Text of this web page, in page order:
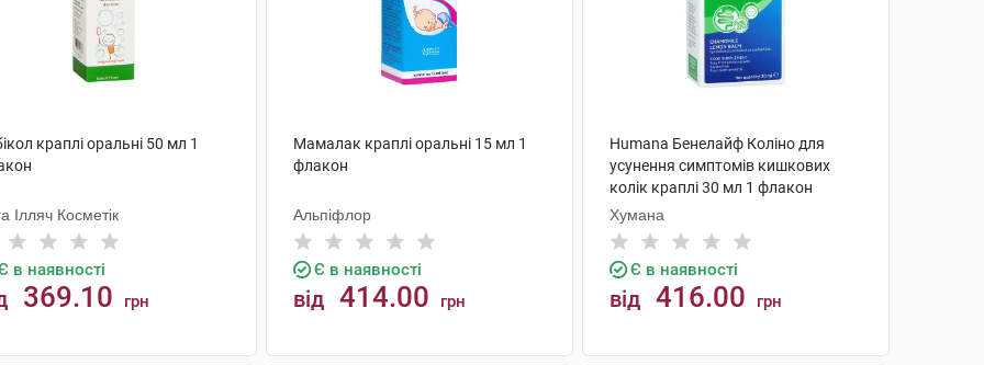
краплі оральні 50 мл 1
Ілляч Косметік
в наявності
369.10 грн
Мамалак краплі оральні 15 мл 1
флакон
Альпіфлор
Є в наявності
від 414.00 грн
Humana Бенелайф Коліно для
усунення симптомів кишкових
колік краплі 30 мл 1 флакон
Хумана
Є в наявності
від 416.00 грн